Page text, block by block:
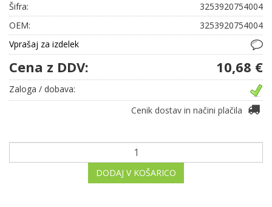
Šifra:
3253920754004
OEM:
3253920754004
Vprašaj za izdelek
Cena z DDV: 10,68 €
Zaloga / dobava:
Cenik dostav in načini plačila
DODAJ V KOŠARICO